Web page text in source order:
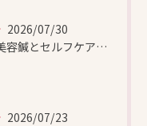
2026/07/30
美容鍼とセルフケアで叶える愛知県名古屋市北区米が瀬町の新しい美しさ
2026/07/23